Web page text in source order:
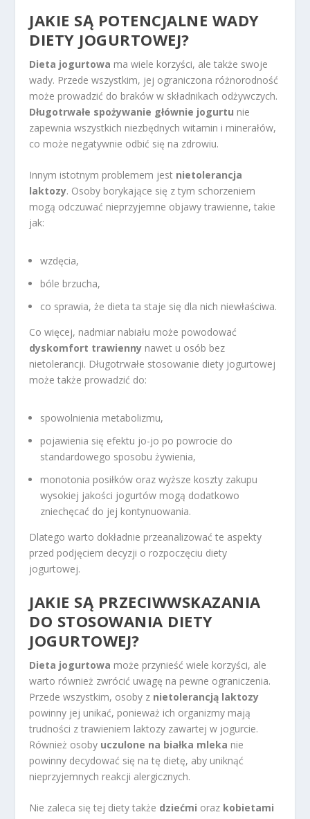
JAKIE SĄ POTENCJALNE WADY
DIETY JOGURTOWEJ?
Dieta jogurtowa ma wiele korzyści, ale także swoje
wady. Przede wszystkim, jej ograniczona różnorodność
może prowadzić do braków w składnikach odżywczych.
Długotrwałe spożywanie głównie jogurtu nie
zapewnia wszystkich niezbędnych witamin i minerałów,
co może negatywnie odbić się na zdrowiu.
Innym istotnym problemem jest nietolerancja
laktozy. Osoby borykające się z tym schorzeniem
mogą odczuwać nieprzyjemne objawy trawienne, takie
jak:
wzdęcia,
bóle brzucha,
co sprawia, że dieta ta staje się dla nich niewłaściwa.
Co więcej, nadmiar nabiału może powodować
dyskomfort trawienny nawet u osób bez
nietolerancji. Długotrwałe stosowanie diety jogurtowej
może także prowadzić do:
spowolnienia metabolizmu,
pojawienia się efektu jo-jo po powrocie do
standardowego sposobu żywienia,
monotonia posiłków oraz wyższe koszty zakupu
wysokiej jakości jogurtów mogą dodatkowo
zniechęcać do jej kontynuowania.
Dlatego warto dokładnie przeanalizować te aspekty
przed podjęciem decyzji o rozpoczęciu diety
jogurtowej.
JAKIE SĄ PRZECIWWSKAZANIA
DO STOSOWANIA DIETY
JOGURTOWEJ?
Dieta jogurtowa może przynieść wiele korzyści, ale
warto również zwrócić uwagę na pewne ograniczenia.
Przede wszystkim, osoby z nietolerancją laktozy
powinny jej unikać, ponieważ ich organizmy mają
trudności z trawieniem laktozy zawartej w jogurcie.
Również osoby uczulone na białka mleka nie
powinny decydować się na tę dietę, aby uniknąć
nieprzyjemnych reakcji alergicznych.
Nie zaleca się tej diety także dziećmi oraz kobietami